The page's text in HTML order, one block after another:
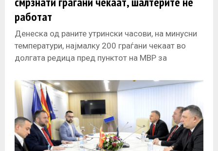
работат
Денеска од раните утрински часови, на минусни
температури, најмалку 200 граѓани чекаат во
долгата редица пред пунктот на МВР за